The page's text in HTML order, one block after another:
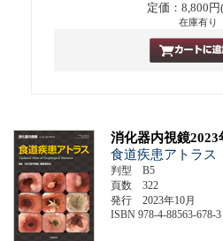
定価：8,800円
在庫有り
消化器内視鏡2023
食道疾患アトラス
判型 B5
頁数 322
発行 2023年10月
ISBN 978-4-88563-678-3